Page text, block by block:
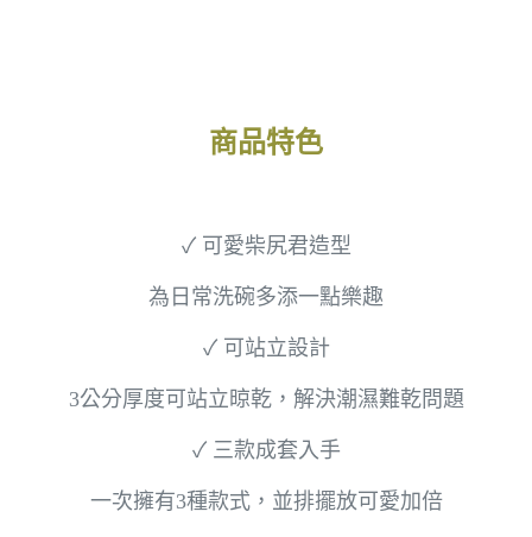
商品特色
✓ 可愛柴尻君造型
為日常洗碗多添一點樂趣
✓ 可站立設計
3公分厚度可站立晾乾，解決潮濕難乾問題
✓ 三款成套入手
一次擁有3種款式，並排擺放可愛加倍